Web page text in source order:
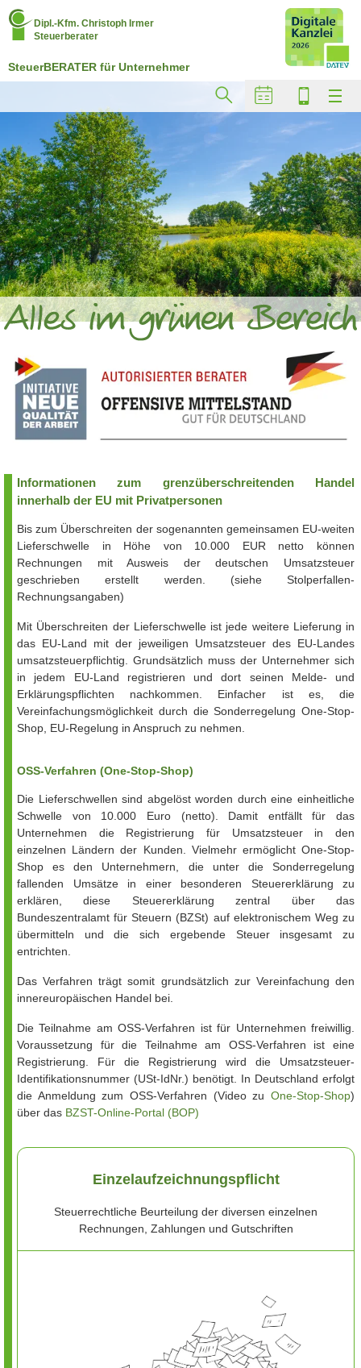
Dipl.-Kfm. Christoph Irmer
Steuerberater
SteuerBERATER für Unternehmer
Informationen zum grenzüberschreitenden Handel
innerhalb der EU mit Privatpersonen
Bis zum Überschreiten der sogenannten gemeinsamen EU-weiten
Lieferschwelle in Höhe von 10.000 EUR netto können
Rechnungen mit Ausweis der deutschen Umsatzsteuer
geschrieben erstellt werden. (siehe Stolperfallen-
Rechnungsangaben)
Mit Überschreiten der Lieferschwelle ist jede weitere Lieferung in
das EU-Land mit der jeweiligen Umsatzsteuer des EU-Landes
umsatzsteuerpflichtig. Grundsätzlich muss der Unternehmer sich
in jedem EU-Land registrieren und dort seinen Melde- und
Erklärungspflichten nachkommen. Einfacher ist es, die
Vereinfachungsmöglichkeit durch die Sonderregelung One-Stop-
Shop, EU-Regelung in Anspruch zu nehmen.
OSS-Verfahren (One-Stop-Shop)
Die Lieferschwellen sind abgelöst worden durch eine einheitliche
Schwelle von 10.000 Euro (netto). Damit entfällt für das
Unternehmen die Registrierung für Umsatzsteuer in den
einzelnen Ländern der Kunden. Vielmehr ermöglicht One-Stop-
Shop es den Unternehmern, die unter die Sonderregelung
fallenden Umsätze in einer besonderen Steuererklärung zu
erklären, diese Steuererklärung zentral über das
Bundeszentralamt für Steuern (BZSt) auf elektronischem Weg zu
übermitteln und die sich ergebende Steuer insgesamt zu
entrichten.
Das Verfahren trägt somit grundsätzlich zur Vereinfachung den
innereuropäischen Handel bei.
Die Teilnahme am OSS-Verfahren ist für Unternehmen freiwillig.
Voraussetzung für die Teilnahme am OSS-Verfahren ist eine
Registrierung. Für die Registrierung wird die Umsatzsteuer-
Identifikationsnummer (USt-IdNr.) benötigt. In Deutschland erfolgt
die Anmeldung zum OSS-Verfahren (Video zu One-Stop-Shop)
über das BZST-Online-Portal (BOP)
Einzelaufzeichnungspflicht
Steuerrechtliche Beurteilung der diversen einzelnen
Rechnungen, Zahlungen und Gutschriften